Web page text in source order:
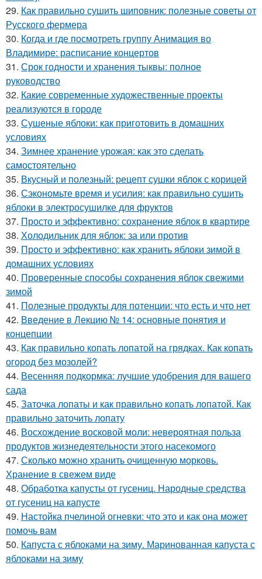
29. Как правильно сушить шиповник: полезные советы от
Русского фермера
30. Когда и где посмотреть группу Анимация во
Владимире: расписание концертов
31. Срок годности и хранения тыквы: полное
руководство
32. Какие современные художественные проекты
реализуются в городе
33. Сушеные яблоки: как приготовить в домашних
условиях
34. Зимнее хранение урожая: как это сделать
самостоятельно
35. Вкусный и полезный: рецепт сушки яблок с корицей
36. Сэкономьте время и усилия: как правильно сушить
яблоки в электросушилке для фруктов
37. Просто и эффективно: сохранение яблок в квартире
38. Холодильник для яблок: за или против
39. Просто и эффективно: как хранить яблоки зимой в
домашних условиях
40. Проверенные способы сохранения яблок свежими
зимой
41. Полезные продукты для потенции: что есть и что нет
42. Введение в Лекцию № 14: основные понятия и
концепции
43. Как правильно копать лопатой на грядках. Как копать
огород без мозолей?
44. Весенняя подкормка: лучшие удобрения для вашего
сада
45. Заточка лопаты и как правильно копать лопатой. Как
правильно заточить лопату
46. Восхождение восковой моли: невероятная польза
продуктов жизнедеятельности этого насекомого
47. Сколько можно хранить очищенную морковь.
Хранение в свежем виде
48. Обработка капусты от гусениц. Народные средства
от гусениц на капусте
49. Настойка пчелиной огневки: что это и как она может
помочь вам
50. Капуста с яблоками на зиму. Маринованная капуста с
яблоками на зиму